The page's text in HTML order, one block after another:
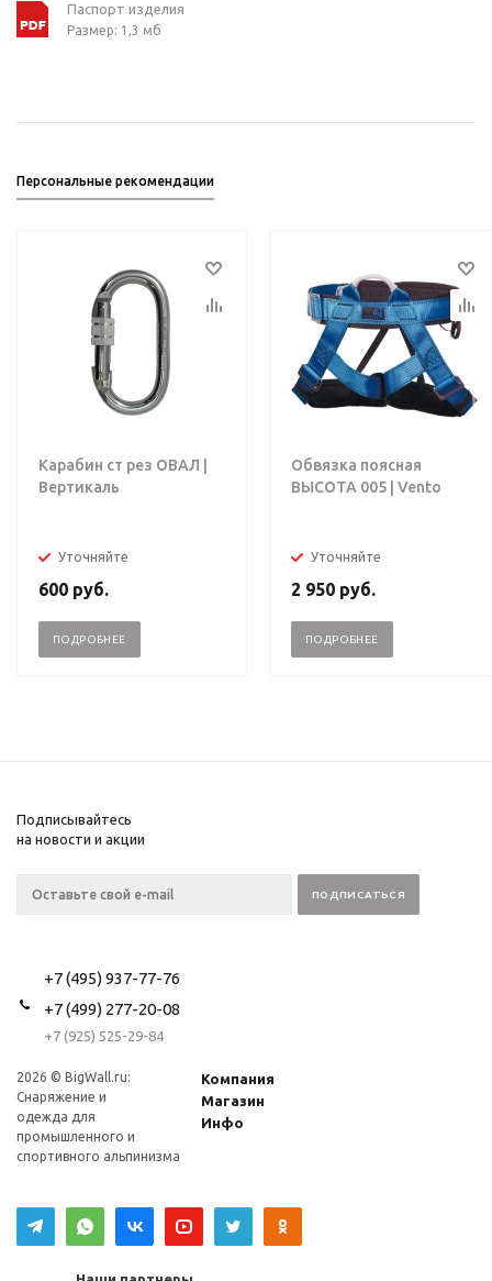
Паспорт изделия
Размер: 1,3 мб
Персональные рекомендации
Карабин ст рез ОВАЛ |
Вертикаль
Уточняйте
600 руб.
ПОДРОБНЕЕ
Обвязка поясная
ВЫСОТА 005 | Vento
Уточняйте
2 950 руб.
ПОДРОБНЕЕ
Подписывайтесь
на новости и акции
+7 (495) 937-77-76
+7 (499) 277-20-08
+7 (925) 525-29-84
2026 © BigWall.ru:
Снаряжение и
одежда для
промышленного и
спортивного альпинизма
Компания
Магазин
Инфо